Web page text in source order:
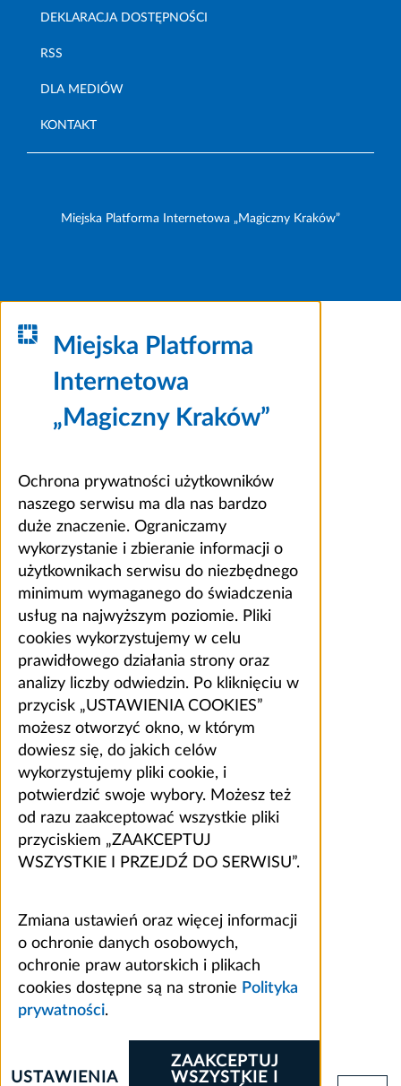
DEKLARACJA DOSTĘPNOŚCI
RSS
DLA MEDIÓW
KONTAKT
Miejska Platforma Internetowa „Magiczny Kraków”
Miejska Platforma
Internetowa
„Magiczny Kraków”
Ochrona prywatności użytkowników
naszego serwisu ma dla nas bardzo
duże znaczenie. Ograniczamy
wykorzystanie i zbieranie informacji o
użytkownikach serwisu do niezbędnego
minimum wymaganego do świadczenia
usług na najwyższym poziomie. Pliki
cookies wykorzystujemy w celu
prawidłowego działania strony oraz
analizy liczby odwiedzin. Po kliknięciu w
przycisk „USTAWIENIA COOKIES”
możesz otworzyć okno, w którym
dowiesz się, do jakich celów
wykorzystujemy pliki cookie, i
potwierdzić swoje wybory. Możesz też
od razu zaakceptować wszystkie pliki
przyciskiem „ZAAKCEPTUJ
WSZYSTKIE I PRZEJDŹ DO SERWISU”.
Zmiana ustawień oraz więcej informacji
o ochronie danych osobowych,
ochronie praw autorskich i plikach
cookies dostępne są na stronie Polityka
prywatności.
ZAAKCEPTUJ
WSZYSTKIE I
USTAWIENIA